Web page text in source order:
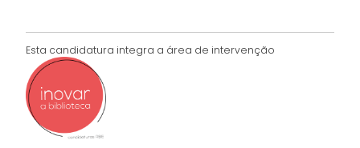
Esta candidatura integra a área de intervenção